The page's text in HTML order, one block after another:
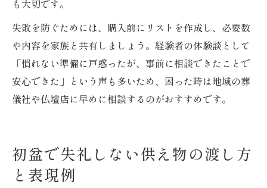
も大切です。
失敗を防ぐためには、購入前にリストを作成し、必要数
や内容を家族と共有しましょう。経験者の体験談として
「慣れない準備に戸惑ったが、事前に相談できたことで
安心できた」という声も多いため、困った時は地域の葬
儀社や仏壇店に早めに相談するのがおすすめです。
初盆で失礼しない供え物の渡し方
と表現例